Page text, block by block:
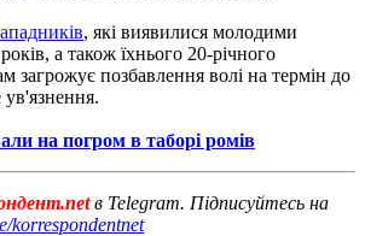
, які виявилися молодими
а також їхнього 20-річного
загрожує позбавлення волі на термін до
ув'язнення.
на погром в таборі ромів
в Telegram. Підписуйтесь на
korrespondentnet